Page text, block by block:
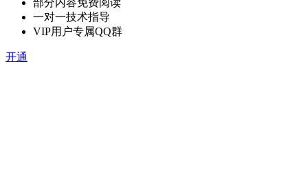
部分内容免费阅读
一对一技术指导
VIP用户专属QQ群
开通